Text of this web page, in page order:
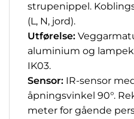
strupenippel.
(L, N, jord).
Utførelse:
aluminium og
IK03.
Sensor: IR-sensor
åpningsvinkel 90°.
meter for gående